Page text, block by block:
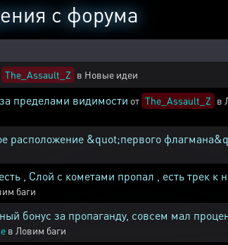
с форума
The_Assault_Z в Новые идеи
пределами видимости от The_Assault_Z в
расположение &quot;первого
, Слой с кометами пропал , есть трек к
баги
бонус за пропаганду, совсем мал
в Ловим баги